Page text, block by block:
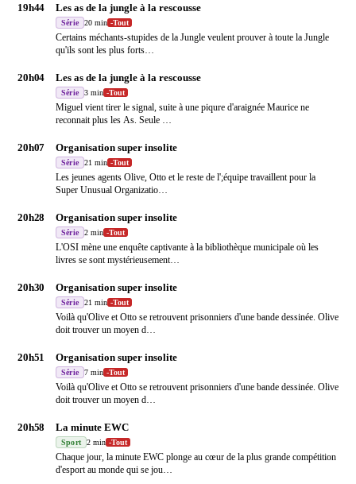
19h44 Les as de la jungle à la rescousse
Série 20 min -Tout
Certains méchants-stupides de la Jungle veulent prouver à toute la Jungle
qu'ils sont les plus forts…
20h04 Les as de la jungle à la rescousse
Série 3 min -Tout
Miguel vient tirer le signal, suite à une piqure d'araignée Maurice ne
reconnait plus les As. Seule …
20h07 Organisation super insolite
Série 21 min -Tout
Les jeunes agents Olive, Otto et le reste de l';équipe travaillent pour la
Super Unusual Organizatio…
20h28 Organisation super insolite
Série 2 min -Tout
L'OSI mène une enquête captivante à la bibliothèque municipale où les
livres se sont mystérieusement…
20h30 Organisation super insolite
Série 21 min -Tout
Voilà qu'Olive et Otto se retrouvent prisonniers d'une bande dessinée. Olive
doit trouver un moyen d…
20h51 Organisation super insolite
Série 7 min -Tout
Voilà qu'Olive et Otto se retrouvent prisonniers d'une bande dessinée. Olive
doit trouver un moyen d…
20h58 La minute EWC
Sport 2 min -Tout
Chaque jour, la minute EWC plonge au cœur de la plus grande compétition
d'esport au monde qui se jou…